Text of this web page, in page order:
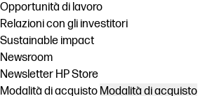
Opportunità di lavoro
Relazioni con gli investitori
Sustainable impact
Newsroom
Newsletter HP Store
Modalità di acquisto Modalità di acquisto